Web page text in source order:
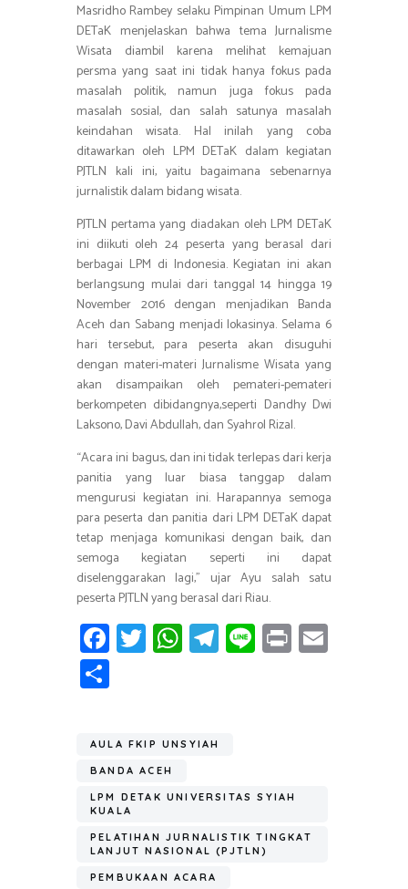
Masridho Rambey selaku Pimpinan Umum LPM
DETaK menjelaskan bahwa tema Jurnalisme
Wisata diambil karena melihat kemajuan
persma yang saat ini tidak hanya fokus pada
masalah politik, namun juga fokus pada
masalah sosial, dan salah satunya masalah
keindahan wisata. Hal inilah yang coba
ditawarkan oleh LPM DETaK dalam kegiatan
PJTLN kali ini, yaitu bagaimana sebenarnya
jurnalistik dalam bidang wisata.
PJTLN pertama yang diadakan oleh LPM DETaK
ini diikuti oleh 24 peserta yang berasal dari
berbagai LPM di Indonesia. Kegiatan ini akan
berlangsung mulai dari tanggal 14 hingga 19
November 2016 dengan menjadikan Banda
Aceh dan Sabang menjadi lokasinya. Selama 6
hari tersebut, para peserta akan disuguhi
dengan materi-materi Jurnalisme Wisata yang
akan disampaikan oleh pemateri-pemateri
berkompeten dibidangnya,seperti Dandhy Dwi
Laksono, Davi Abdullah, dan Syahrol Rizal.
“Acara ini bagus, dan ini tidak terlepas dari kerja
panitia yang luar biasa tanggap dalam
mengurusi kegiatan ini. Harapannya semoga
para peserta dan panitia dari LPM DETaK dapat
tetap menjaga komunikasi dengan baik, dan
semoga kegiatan seperti ini dapat
diselenggarakan lagi,” ujar Ayu salah satu
peserta PJTLN yang berasal dari Riau.
Fa
ce
ok
T
wi
W
h
A
p
p
T
el
m
Li
n
Pr
in
ar
e
AULA FKIP UNSYIAH
BANDA ACEH
LPM DETAK UNIVERSITAS SYIAH
KUALA
PELATIHAN JURNALISTIK TINGKAT
LANJUT NASIONAL (PJTLN)
PEMBUKAAN ACARA